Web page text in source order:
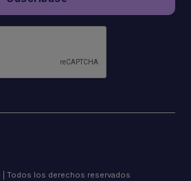
Todos los derechos reservados